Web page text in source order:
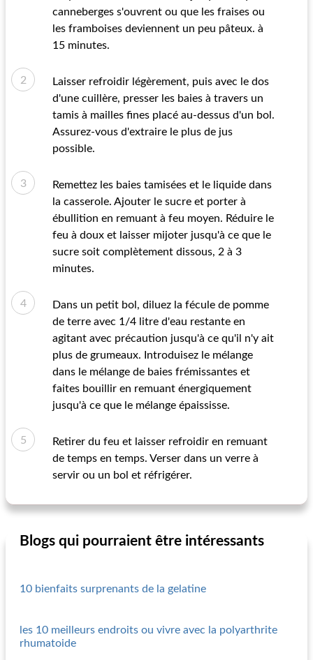
canneberges s'ouvrent ou que les fraises ou
les framboises deviennent un peu pâteux. à
15 minutes.
Laisser refroidir légèrement, puis avec le dos
d'une cuillère, presser les baies à travers un
tamis à mailles fines placé au-dessus d'un bol.
Assurez-vous d'extraire le plus de jus
possible.
Remettez les baies tamisées et le liquide dans
la casserole. Ajouter le sucre et porter à
ébullition en remuant à feu moyen. Réduire le
feu à doux et laisser mijoter jusqu'à ce que le
sucre soit complètement dissous, 2 à 3
minutes.
Dans un petit bol, diluez la fécule de pomme
de terre avec 1/4 litre d'eau restante en
agitant avec précaution jusqu'à ce qu'il n'y ait
plus de grumeaux. Introduisez le mélange
dans le mélange de baies frémissantes et
faites bouillir en remuant énergiquement
jusqu'à ce que le mélange épaississe.
Retirer du feu et laisser refroidir en remuant
de temps en temps. Verser dans un verre à
servir ou un bol et réfrigérer.
Blogs qui pourraient être intéressants
10 bienfaits surprenants de la gelatine
les 10 meilleurs endroits ou vivre avec la polyarthrite
rhumatoide